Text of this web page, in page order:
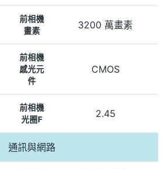
前相機
畫素
3200 萬畫素
前相機
感光元
件
CMOS
前相機
光圈F
2.45
通訊與網路